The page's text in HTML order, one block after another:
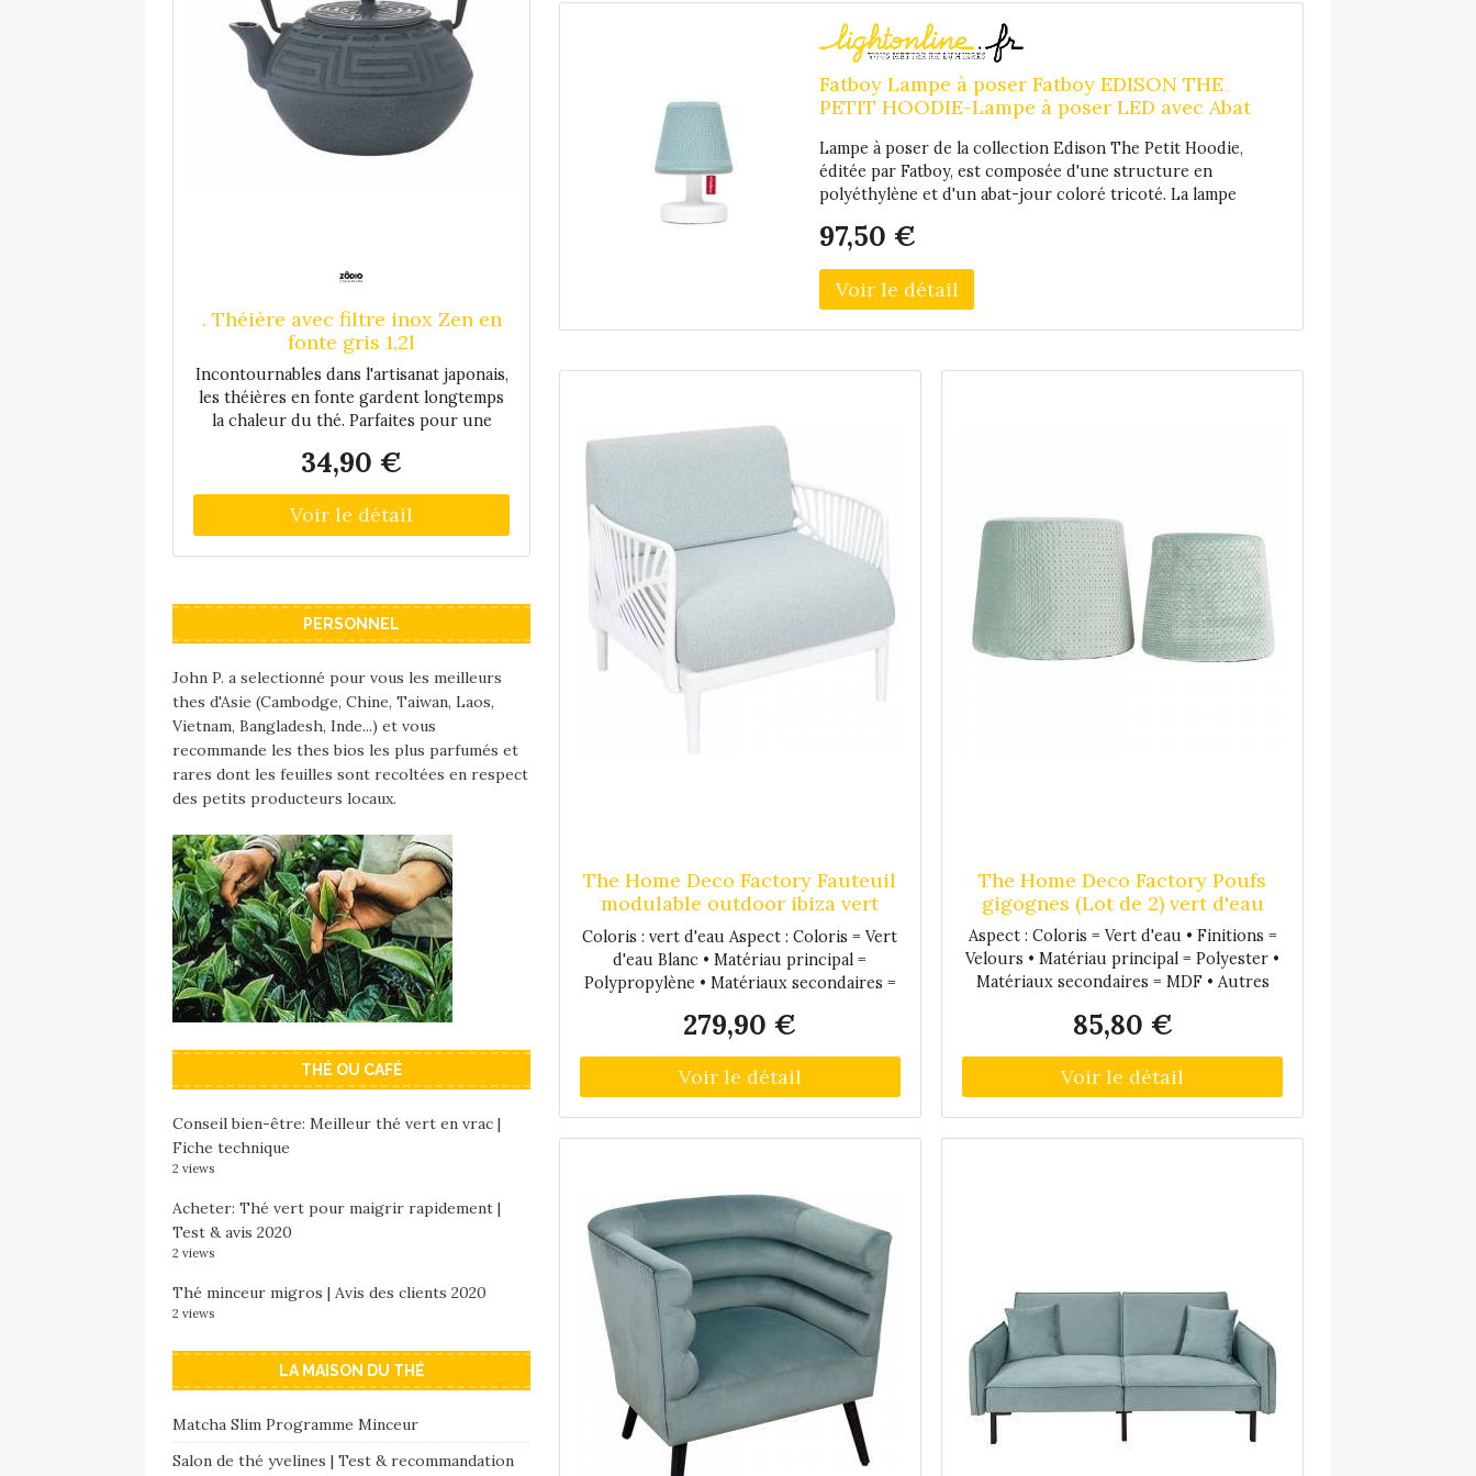
classiques, proposées dans différents
coloris, le tout imaginé par les experts de
la couleur Farrow & Ball. La baladeuse
Muse offre une autonomie pouvant aller
variateur d'intensité lumineuse rotatif
intégré pour garantir une qualité de
lumière remarquable, efficace et adaptée à
résister aux différentes intempéries pour
(blanc chaud) - Câble USB-C fourni
Fatboy Lampe à poser Fatboy EDISON THE
PETIT HOODIE-Lampe à poser LED avec Abat
Lampe à poser de la collection Edison The Petit Hoodie,
éditée par Fatboy, est composée d'une structure en
polyéthylène et d'un abat-jour coloré tricoté. La lampe
d'intensité lumineuse à 3 intensités (33%, 65%, 100%) vous
très tamisé à un éclairage d'ambiance plus intense, en tirant
simplement sur la languette Fatboy. Ne laissez pas votre
Edison The Petit attraper froid cet hiver ! La mythique lampe
sans adaptateur). LED : 1W (intégrées et irremplaçables) -
2700°K (couleur blanc chaud) - 43 Lumens (Ambiance) -
Autonomie : Mode 1 : 24h / Mode 2 : 15h / Mode 3 : 6h
97,50 €
The Home Deco Factory Fauteuil
modulable outdoor ibiza vert
d'eau
Coloris : vert d'eau Aspect : Coloris = Vert
d'eau Blanc • Matériau principal =
Polypropylène • Matériaux secondaires =
dimensions : Hauteur d'assise = 40 •
Dimensions : Hauteur (en cm) = 76,50 •
Longueur (en cm) = 84,50 • Profondeur
(en cm) = 73,50 • Autres caractéristiques :
Informations complémentaires =
Accoudoirs modulables , Associer avec
Poids (en kg) = 18,50 • Fauteuil modulable
outdoor Ibiza
279,90 €
The Home Deco Factory Poufs
gigognes (Lot de 2) vert d'eau
Aspect : Coloris = Vert d'eau • Finitions =
Velours • Matériau principal = Polyester •
Matériaux secondaires = MDF • Autres
(en cm) = 46 x 37 • Dimensions du petit
Hauteur (en cm) = 37 • Longueur (en cm)
= 46 • Profondeur (en cm) = 46 • Autres
caractéristiques : Composition = Lot de 2
poufs gigognes • Poids (en kg) = 5 • Poufs
85,80 €
. Théière avec filtre inox Zen en
fonte gris 1,2l
Incontournables dans l'artisanat japonais,
les théières en fonte gardent longtemps
la chaleur du thé. Parfaites pour une
dans votre maison et créer une ambiance
cosy ! Elle est composée d'un filtre en
acier inoxydable. Pour la 1ére utilisation,
il est conseillé de votre théière d'eau
bouillante et de laisser reposer quelques
permettre d'enlever les impuretés.
Contenance : 1,2L Concernant l'entretien,
simplement avec une éponge douce, sans
utiliser de produits détergents. Bien
essuyer ensuite et laisser sécher à l'air
libre. Ne pas mettre sur le feu ou
l'induction.
34,90 €
PERSONNEL
John P. a selectionné pour vous les meilleurs
thes d'Asie (Cambodge, Chine, Taiwan, Laos,
Vietnam, Bangladesh, Inde...) et vous
recommande les thes bios les plus parfumés et
rares dont les feuilles sont recoltées en respect
des petits producteurs locaux.
THÉ OU CAFÉ
Conseil bien-être: Meilleur thé vert en vrac |
Fiche technique
2 views
Acheter: Thé vert pour maigrir rapidement |
Test & avis 2020
2 views
Thé minceur migros | Avis des clients 2020
2 views
LA MAISON DU THÉ
Matcha Slim Programme Minceur
Salon de thé yvelines | Test & recommandation